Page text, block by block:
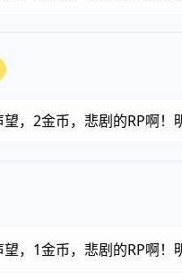
，2金币，悲剧的RP啊！
，1金币，悲剧的RP啊！